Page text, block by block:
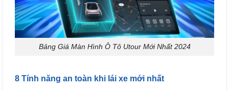
Bảng Giá Màn Hình Ô Tô Utour Mới Nhất 2024
8 Tính năng an toàn khi lái xe mới nhất